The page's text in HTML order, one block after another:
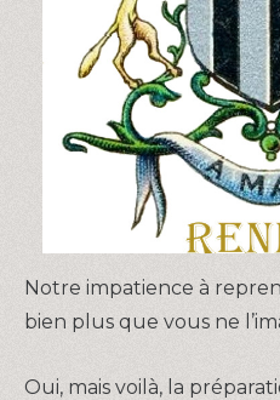
Notre impatience à
bien plus que vous ne
Oui, mais voilà, la